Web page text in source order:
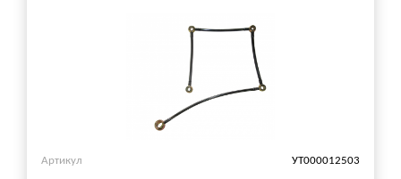
Артикул УТ000012503